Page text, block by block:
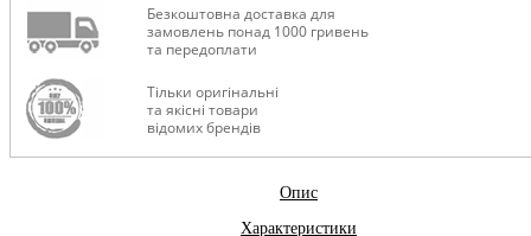
Безкоштовна доставка для
замовлень понад 1000 гривень
та передоплати
Тільки оригінальні
та якісні товари
відомих брендів
Опис
Характеристики